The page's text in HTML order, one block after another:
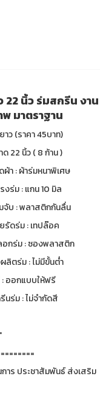
22 นิ้ว ร่มสกรีน งาน
มาตราฐาน
าว (ราคา 45บาท)
ด 22 นิ้ว ( 8 ก้าน )
า : ผ้าร่มหนาพิเศษ
งร่ม : แกน 10 มิล
จับ : พลาสติกกันลื่น
รัดร่ม : เทปล๊อค
กร่ม : ซองพลาสติก
ลิตร่ม : ไม่มีขั้นต่ำ
ออกแบบให้ฟรี
นร่ม : ไม่จำกัดสี
าร ประชาสัมพันธ์ ส่งเสริม